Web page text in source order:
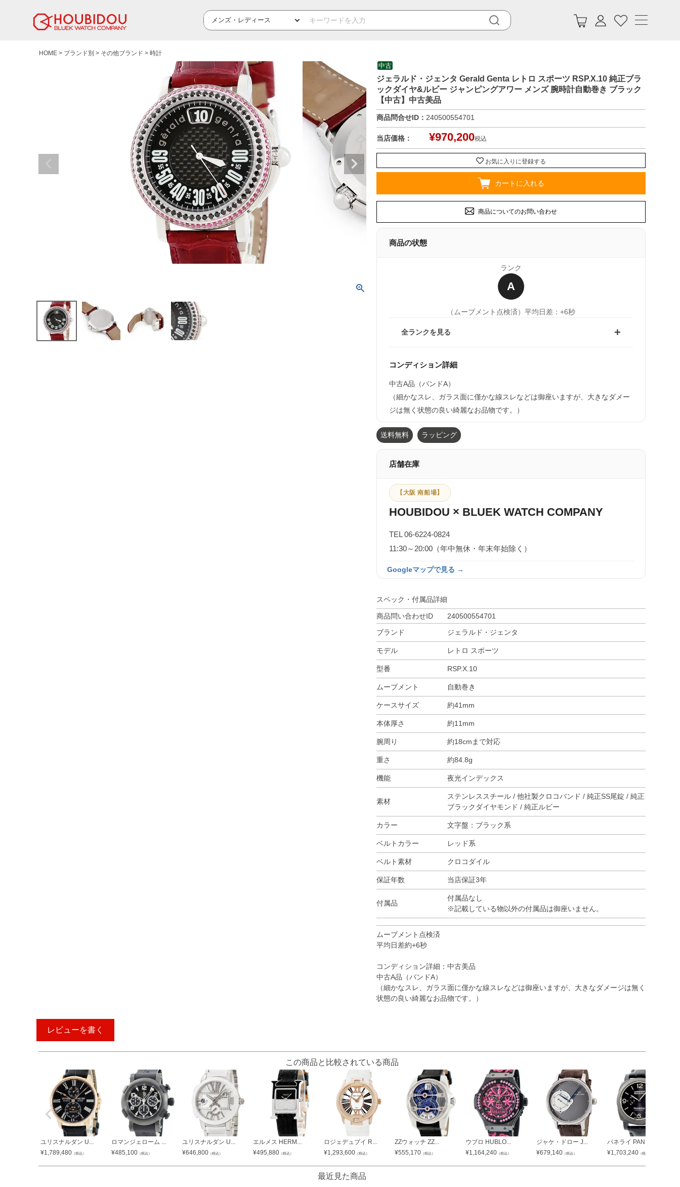
HOME ブランド別 その他ブランド 時計
中古
ジェラルド・ジェンタ Gerald Genta レトロ スポーツ RSP.X.10 純正ブラ
ックダイヤ&ルビー ジャンピングアワー メンズ 腕時計自動巻き ブラック
【中古】中古美品
商品問合せID： 240500554701
当店価格： ¥970,200税込
お気に入りに登録する
カートに入れる
商品についてのお問い合わせ
商品の状態
ランク
A
（ムーブメント点検済） 平均日差：+6秒
全ランクを見る
コンディション詳細
中古A品（バンドA）
（細かなスレ、ガラス面に僅かな線スレなどは御座いますが、大きなダメー
ジは無く状態の良い綺麗なお品物です。）
送料無料 ラッピング
店舗在庫
【大阪 南船場】
HOUBIDOU × BLUEK WATCH COMPANY
TEL 06-6224-0824
11:30～20:00（年中無休・年末年始除く）
Googleマップで見る →
スペック・付属品詳細
商品問い合わせID
240500554701
ブランド
ジェラルド・ジェンタ
モデル レトロ スポーツ
型番 RSP.X.10
ムーブメント 自動巻き
ケースサイズ 約41mm
本体厚さ 約11mm
腕周り 約18cmまで対応
重さ 約84.8g
機能 夜光インデックス
素材
ステンレススチール / 他社製クロコバンド / 純正SS尾錠 / 純正
ブラックダイヤモンド / 純正ルビー
カラー 文字盤：ブラック系
ベルトカラー レッド系
ベルト素材 クロコダイル
保証年数 当店保証3年
付属品
付属品なし
※記載している物以外の付属品は御座いません。
ムーブメント点検済
平均日差約+6秒
コンディション詳細：中古美品
中古A品（バンドA）
（細かなスレ、ガラス面に僅かな線スレなどは御座いますが、大きなダメージは無く
状態の良い綺麗なお品物です。）
レビューを書く
この商品と比較されている商品
ユリスナルダン U...
¥1,789,480 （税込）
ロマンジェローム ...
¥485,100 （税込）
ユリスナルダン U...
¥646,800 （税込）
エルメス HERM...
¥495,880 （税込）
ロジェデュブイ R...
¥1,293,600 （税込）
ZZウォッチ ZZ...
¥555,170 （税込）
ウブロ HUBLO...
¥1,164,240 （税込）
ジャケ・ドロー J...
¥679,140 （税込）
パネライ PANE...
¥1,703,240 （税込）
最近見た商品